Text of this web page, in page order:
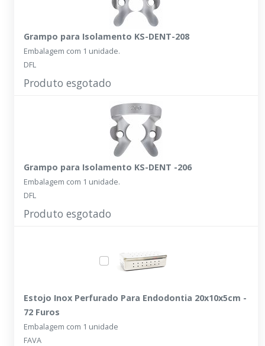
Grampo para Isolamento KS-DENT-208
Embalagem com 1 unidade.
DFL
Produto esgotado
Grampo para Isolamento KS-DENT -206
Embalagem com 1 unidade.
DFL
Produto esgotado
Estojo Inox Perfurado Para Endodontia 20x10x5cm -
72 Furos
Embalagem com 1 unidade
FAVA